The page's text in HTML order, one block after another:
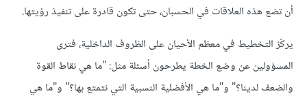
أن تضع هذه العلاقات في الحسبان، حتى تكون قادرة على تنفيذ رؤيتها.
يركّز التخطيط في معظم الأحيان على الظروف الداخلية، فترى
المسؤولين عن وضع الخطة يطرحون أسئلة مثل: "ما هي نقاط القوة
والضعف لدينا؟" و"ما هي الأفضلية النسبية التي نتمتع بها؟" و"ما هي